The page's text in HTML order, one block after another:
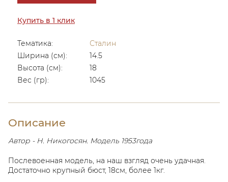
Купить в 1 клик
Тематика:
Сталин
Ширина (см):
14.5
Высота (см):
18
Вес (гр):
1045
Описание
Автор - Н. Никогосян. Модель 1953года
Послевоенная модель, на наш взгляд очень удачная.
Достаточно крупный бюст, 18см, более 1кг.